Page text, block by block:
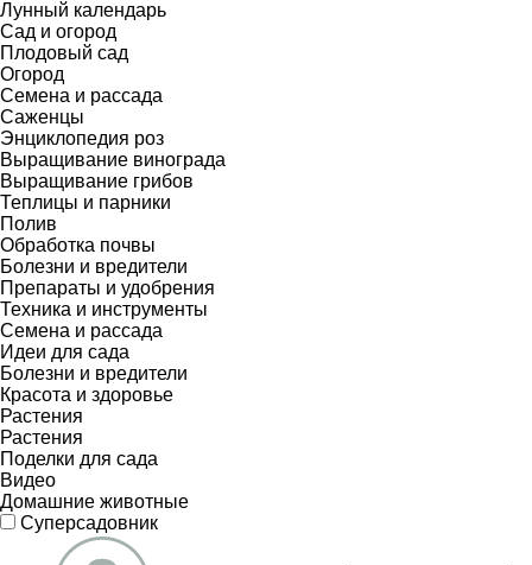
Лунный календарь
Сад и огород
Плодовый сад
Огород
Семена и рассада
Саженцы
Энциклопедия роз
Выращивание винограда
Выращивание грибов
Теплицы и парники
Полив
Обработка почвы
Болезни и вредители
Препараты и удобрения
Техника и инструменты
Семена и рассада
Идеи для сада
Болезни и вредители
Красота и здоровье
Растения
Растения
Поделки для сада
Видео
Домашние животные
Суперсадовник